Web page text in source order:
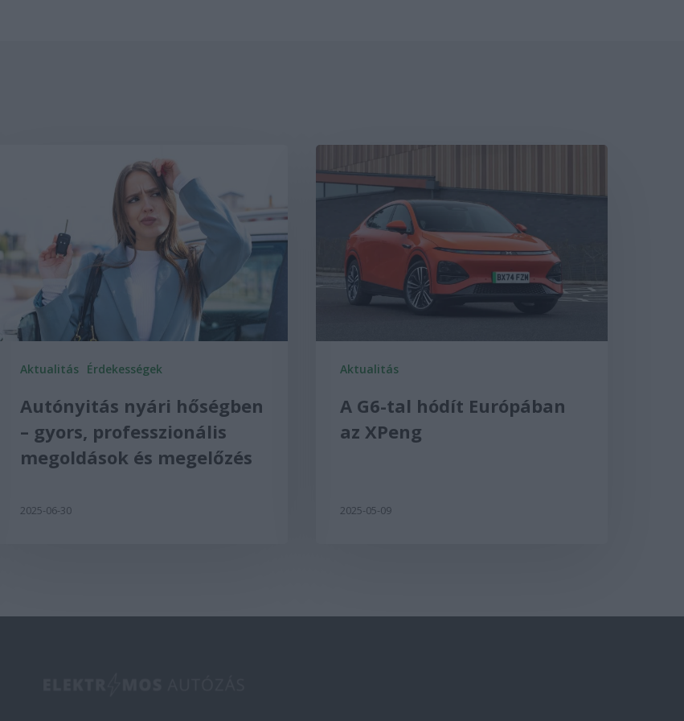
Aktualitás Érdekességek
Autónyitás nyári hőségben
– gyors, professzionális
megoldások és megelőzés
2025-06-30
Aktualitás
A G6-tal hódít Európában
az XPeng
2025-05-09